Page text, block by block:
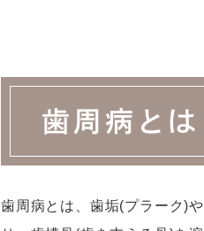
歯周病とは
歯周病とは、歯垢(プラーク)